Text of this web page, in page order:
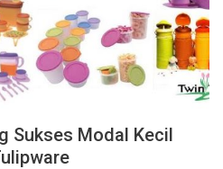
Sukses Modal Kecil